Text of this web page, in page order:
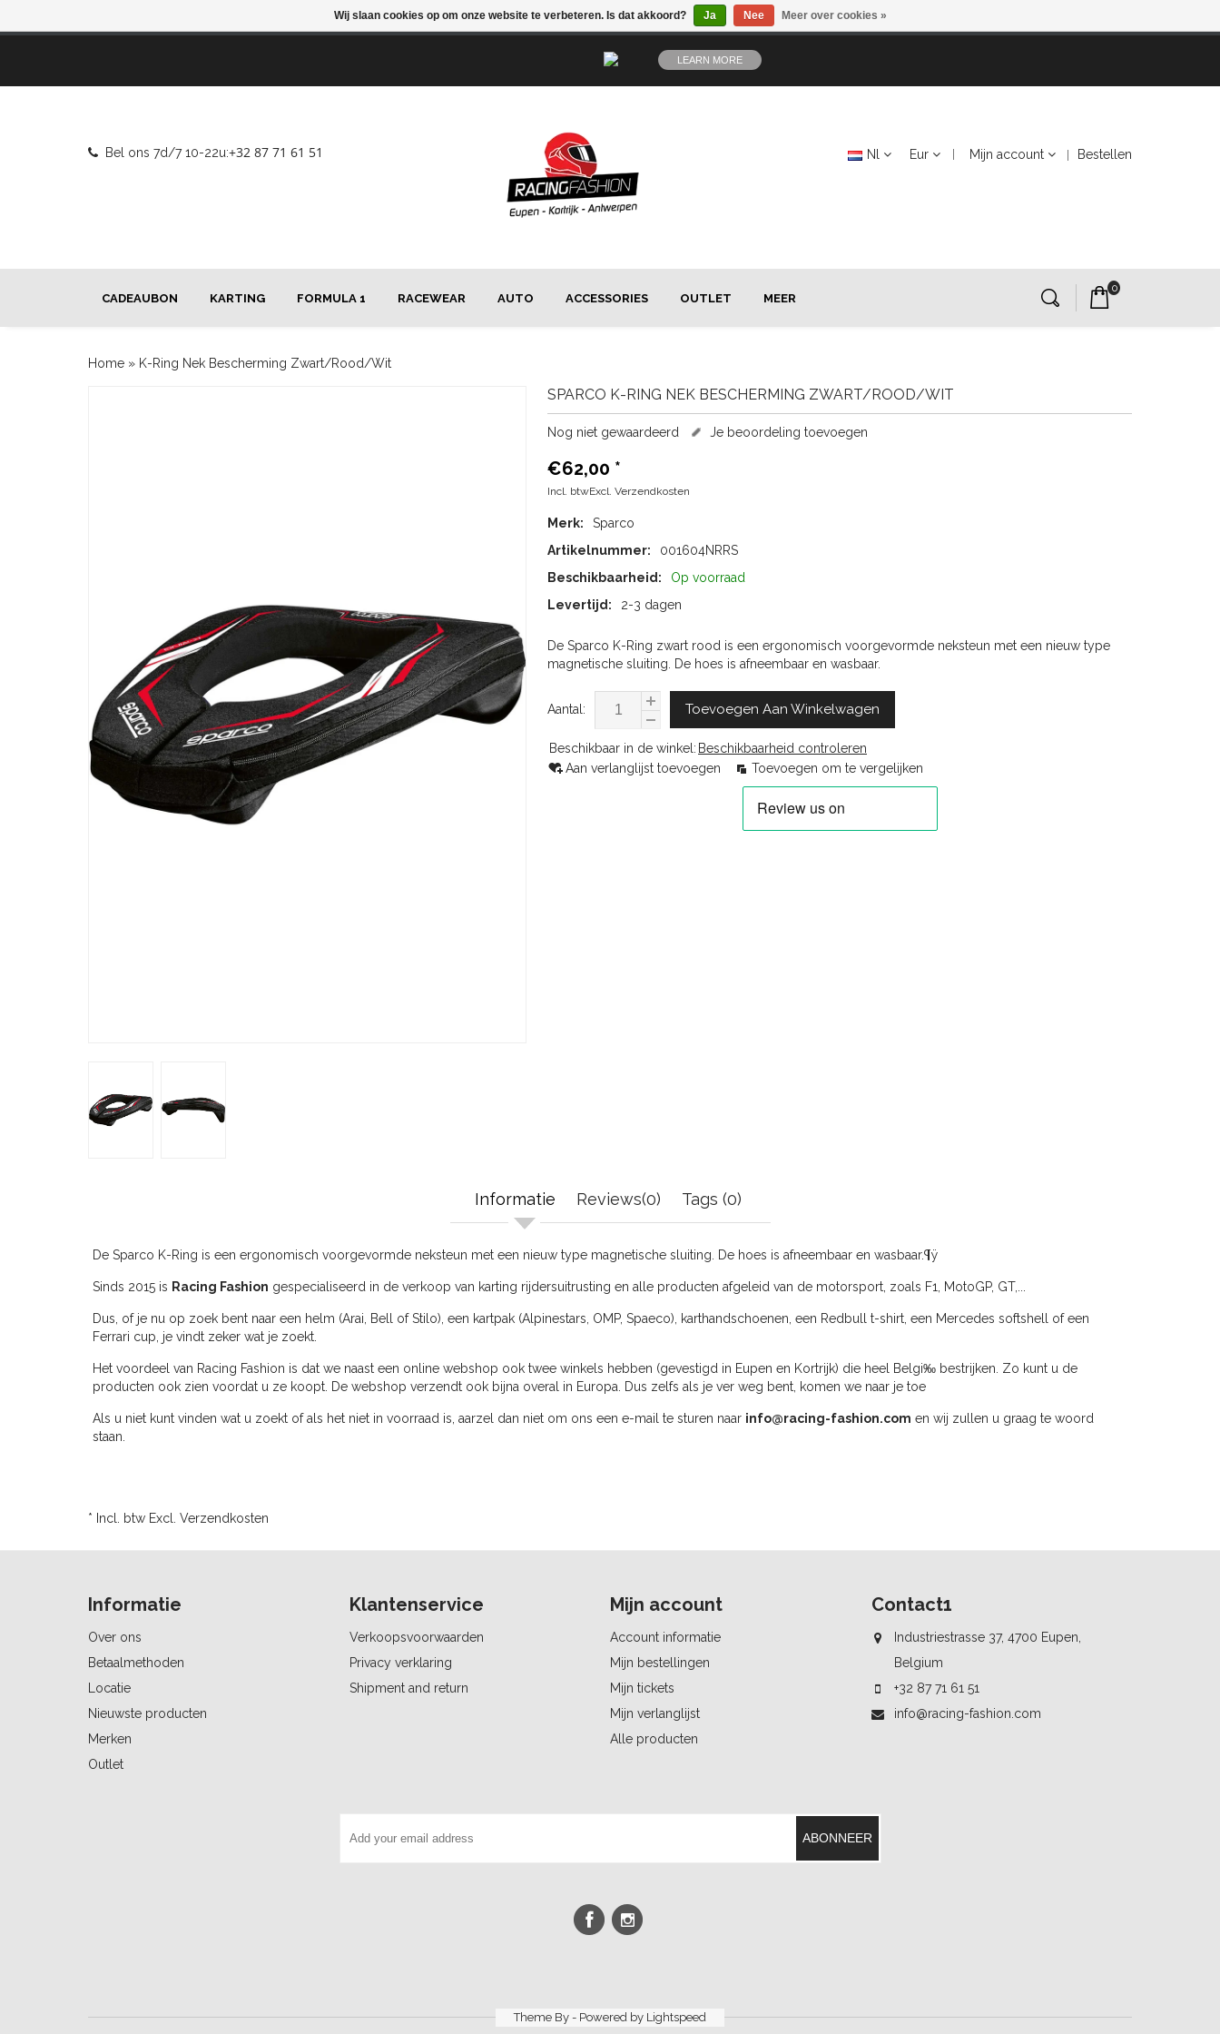
LEARN MORE
Bel ons 7d/7 10-22u:+32 87 71 61 51 Nl Eur Mijn account Bestellen
CADEAUBON KARTING FORMULA 1 RACEWEAR AUTO ACCESSORIES OUTLET MEER
0
Home » K-Ring Nek Bescherming Zwart/Rood/Wit
SPARCO K-RING NEK BESCHERMING ZWART/ROOD/WIT
Nog niet gewaardeerd Je beoordeling toevoegen
€62,00 *
Incl. btwExcl. Verzendkosten
Merk:
Sparco
Artikelnummer:
001604NRRS
Beschikbaarheid:
Op voorraad
Levertijd:
2-3 dagen
De Sparco K-Ring zwart rood is een ergonomisch voorgevormde neksteun met een nieuw type
magnetische sluiting. De hoes is afneembaar en wasbaar.
Aantal: Toevoegen Aan Winkelwagen
Beschikbaar in de winkel: Beschikbaarheid controleren
Aan verlanglijst toevoegen
Toevoegen om te vergelijken
Informatie Reviews(0) Tags (0)
De Sparco K-Ring is een ergonomisch voorgevormde neksteun met een nieuw type magnetische sluiting. De hoes is afneembaar en wasbaar.¶ÿ
Sinds 2015 is Racing Fashion gespecialiseerd in de verkoop van karting rijdersuitrusting en alle producten afgeleid van de motorsport, zoals F1, MotoGP, GT,...
Dus, of je nu op zoek bent naar een helm (Arai, Bell of Stilo), een kartpak (Alpinestars, OMP, Spaeco), karthandschoenen, een Redbull t-shirt, een Mercedes softshell of een
Ferrari cup, je vindt zeker wat je zoekt.
Het voordeel van Racing Fashion is dat we naast een online webshop ook twee winkels hebben (gevestigd in Eupen en Kortrijk) die heel Belgi‰ bestrijken. Zo kunt u de
producten ook zien voordat u ze koopt. De webshop verzendt ook bijna overal in Europa. Dus zelfs als je ver weg bent, komen we naar je toe
Als u niet kunt vinden wat u zoekt of als het niet in voorraad is, aarzel dan niet om ons een e-mail te sturen naar info@racing-fashion.com en wij zullen u graag te woord
staan.
* Incl. btw Excl. Verzendkosten
Informatie
Over ons
Betaalmethoden
Locatie
Nieuwste producten
Merken
Outlet
Klantenservice
Verkoopsvoorwaarden
Privacy verklaring
Shipment and return
Mijn account
Account informatie
Mijn bestellingen
Mijn tickets
Mijn verlanglijst
Alle producten
Contact1
Industriestrasse 37, 4700 Eupen,
Belgium
+32 87 71 61 51
info@racing-fashion.com
ABONNEER
Theme By - Powered by Lightspeed
Wij slaan cookies op om onze website te verbeteren. Is dat akkoord? Ja Nee Meer over cookies »